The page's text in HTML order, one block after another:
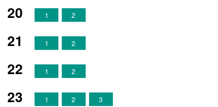
20 1 2
21 1 2
22 1 2
23 1 2 3